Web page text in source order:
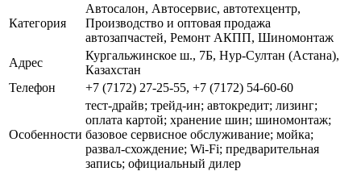
Категория
Автосалон, Автосервис, автотехцентр,
Производство и оптовая продажа
автозапчастей, Ремонт АКПП, Шиномонтаж
Адрес
Кургальжинское ш., 7Б, Нур-Султан (Астана),
Казахстан
Телефон
+7 (7172) 27-25-55, +7 (7172) 54-60-60
Особенности
тест-драйв; трейд-ин; автокредит; лизинг;
оплата картой; хранение шин; шиномонтаж;
базовое сервисное обслуживание; мойка;
развал-схождение; Wi-Fi; предварительная
запись; официальный дилер